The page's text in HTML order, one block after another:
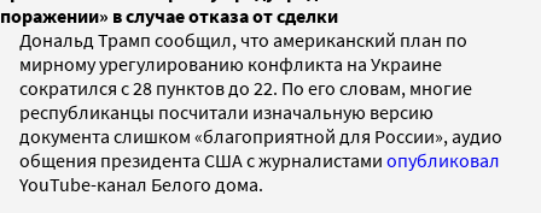
поражении» в случае отказа от сделки
Дональд Трамп сообщил, что американский план по
мирному урегулированию конфликта на Украине
сократился с 28 пунктов до 22. По его словам, многие
республиканцы посчитали изначальную версию
документа слишком «благоприятной для России», аудио
общения президента США с журналистами опубликовал
YouTube-канал Белого дома.